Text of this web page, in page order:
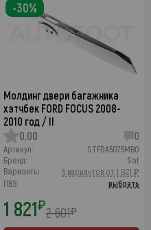
Молдинг двери багажника
хэтчбек FORD FOCUS 2008-
2010 год / II
0,00
0
Артикул:
STFDA5075MB0
Бренд:
Sat
Варианты:
5 вариантов от 1 821 ₽
ПВЗ:
выбрать
1 821₽2 601₽
-30%